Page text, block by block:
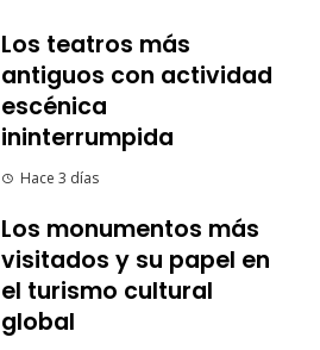
Los teatros más
antiguos con actividad
escénica
ininterrumpida
Hace 3 días
Los monumentos más
visitados y su papel en
el turismo cultural
global